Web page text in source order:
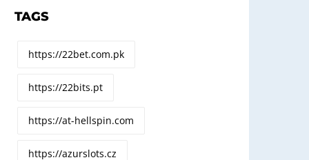
TAGS
https://22bet.com.pk
https://22bits.pt
https://at-hellspin.com
https://azurslots.cz